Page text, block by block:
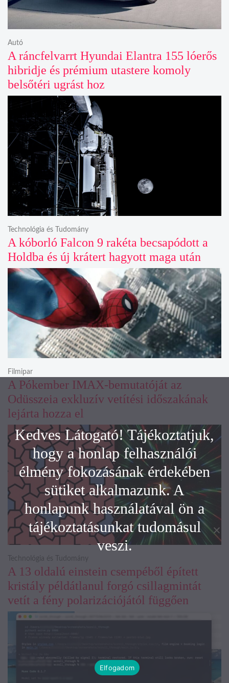
A ráncfelvarrt Hyundai Elantra 155 lóerős
hibridje és prémium utastere komoly
belsőtéri ugrást hoz
Autó
A kóborló Falcon 9 rakéta becsapódott a
Holdba és új krátert hagyott maga után
Technológia és Tudomány
A Pókember IMAX-bemutatóját az
Odüsszeia exkluzív vetítési időszakának
lejárta hozza el
Filmipar
A 13 oldalú einstein csempéből épített
kristály példátlanul forgó csillagmintát
vetít a fény polarizációjától függően
Technológia és Tudomány
Kedves Látogató! Tájékoztatjuk,
hogy a honlap felhasználói
élmény fokozásának érdekében
sütiket alkalmazunk. A
honlapunk használatával ön a
tájékoztatásunkat tudomásul
veszi.
Elfogadom